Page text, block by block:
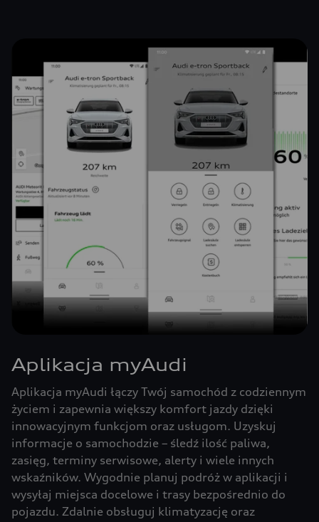
Aplikacja myAudi
Aplikacja myAudi łączy Twój samochód z codziennym
życiem i zapewnia większy komfort jazdy dzięki
innowacyjnym funkcjom oraz usługom. Uzyskuj
informacje o samochodzie – śledź ilość paliwa,
zasięg, terminy serwisowe, alerty i wiele innych
wskaźników. Wygodnie planuj podróż w aplikacji i
wysyłaj miejsca docelowe i trasy bezpośrednio do
pojazdu. Zdalnie obsługuj klimatyzację oraz